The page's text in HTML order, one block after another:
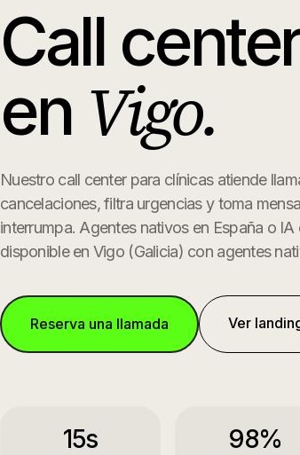
Call
en Vigo.
Nuestro call center para clínicas atiende
cancelaciones, filtra urgencias y toma
interrumpa. Agentes nativos en España o
disponible en Vigo (Galicia) con agentes
Reserva una llamada Ver
15s 98%